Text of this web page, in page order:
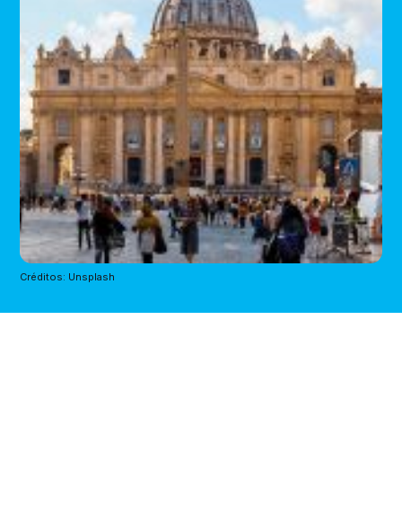
Créditos: Unsplash